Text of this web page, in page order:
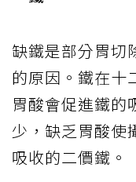
缺鐵是部分胃切
的原因。鐵在十
胃酸會促進鐵的
少，缺乏胃酸使
吸收的二價鐵。